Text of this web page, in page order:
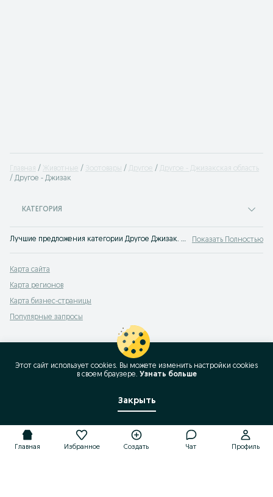
Главная Животные Зоотовары Другое
Другое - Джизакская область
Другое - Джизак
КАТЕГОРИЯ
Лучшие предложения категории Другое Джизак. Большой выбор товаров и услуг по выгодным ценам на OLX! Множество предложений на OLX.uz! Показать Полностью
Карта сайта
Карта регионов
Карта бизнес-страницы
Популярные запросы
Главная Избранное Создать Чат Профиль
Этот сайт использует cookies. Вы можете изменить настройки cookies
в своeм браузере. Узнать больше
Закрыть